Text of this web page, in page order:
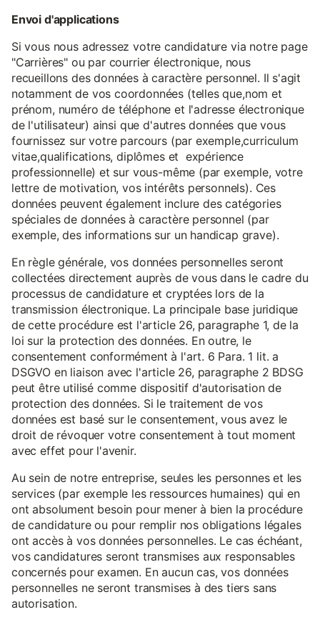
Envoi d'applications
Si vous nous adressez votre candidature via notre page
"Carrières" ou par courrier électronique, nous
recueillons des données à caractère personnel. Il s'agit
notamment de vos coordonnées (telles que,nom et
prénom, numéro de téléphone et l'adresse électronique
de l'utilisateur) ainsi que d'autres données que vous
fournissez sur votre parcours (par exemple,curriculum
vitae,qualifications, diplômes et expérience
professionnelle) et sur vous-même (par exemple, votre
lettre de motivation, vos intérêts personnels). Ces
données peuvent également inclure des catégories
spéciales de données à caractère personnel (par
exemple, des informations sur un handicap grave).
En règle générale, vos données personnelles seront
collectées directement auprès de vous dans le cadre du
processus de candidature et cryptées lors de la
transmission électronique. La principale base juridique
de cette procédure est l'article 26, paragraphe 1, de la
loi sur la protection des données. En outre, le
consentement conformément à l'art. 6 Para. 1 lit. a
DSGVO en liaison avec l'article 26, paragraphe 2 BDSG
peut être utilisé comme dispositif d'autorisation de
protection des données. Si le traitement de vos
données est basé sur le consentement, vous avez le
droit de révoquer votre consentement à tout moment
avec effet pour l'avenir.
Au sein de notre entreprise, seules les personnes et les
services (par exemple les ressources humaines) qui en
ont absolument besoin pour mener à bien la procédure
de candidature ou pour remplir nos obligations légales
ont accès à vos données personnelles. Le cas échéant,
vos candidatures seront transmises aux responsables
concernés pour examen. En aucun cas, vos données
personnelles ne seront transmises à des tiers sans
autorisation.